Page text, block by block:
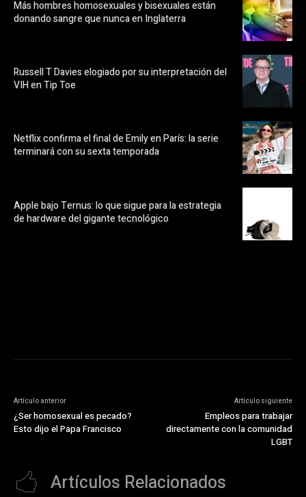
Más hombres homosexuales y bisexuales están
donando sangre que nunca en Inglaterra
Russell T Davies elogiado por su interpretación del
VIH en Tip Toe
Netflix confirma el final de Emily en París: la serie
terminará con su sexta temporada
Apple bajo Ternus: lo que sigue para la estrategia
de hardware del gigante tecnológico
Artículo anterior
¿Ser homosexual es pecado?
Esto dijo el Papa Francisco
Artículo siguiente
Empleos para trabajar
directamente con la comunidad
LGBT
Artículos Relacionados